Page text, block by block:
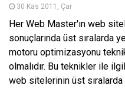
30 Kas 2011, Çar
Her Web Master'ın web
sonuçlarında üst sıralarda
motoru optimizasyonu
olmalıdır. Bu teknikler ile
web sitelerinin üst sıralarda